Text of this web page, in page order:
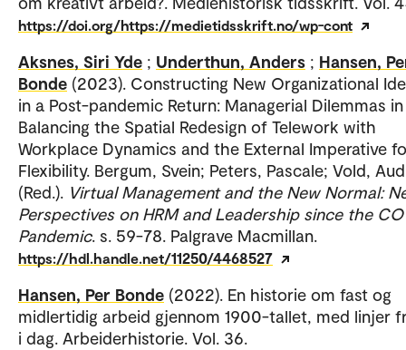
https://doi.org/https://medietidsskrift.no/wp-cont
Aksnes, Siri Yde ; Underthun, Anders ; Hansen,
Bonde (2023). Constructing New Organizational
in a Post-pandemic Return: Managerial Dilemmas in
Balancing the Spatial Redesign of Telework with
Workplace Dynamics and the External Imperative
Flexibility. Bergum, Svein; Peters, Pascale; Vold,
(Red.). Virtual Management and the New Normal:
Perspectives on HRM and Leadership since the
Pandemic. s. 59-78. Palgrave Macmillan.
https://hdl.handle.net/11250/4468527
Hansen, Per Bonde (2022). En historie om fast og
midlertidig arbeid gjennom 1900-tallet, med linjer
i dag. Arbeiderhistorie. Vol. 36.